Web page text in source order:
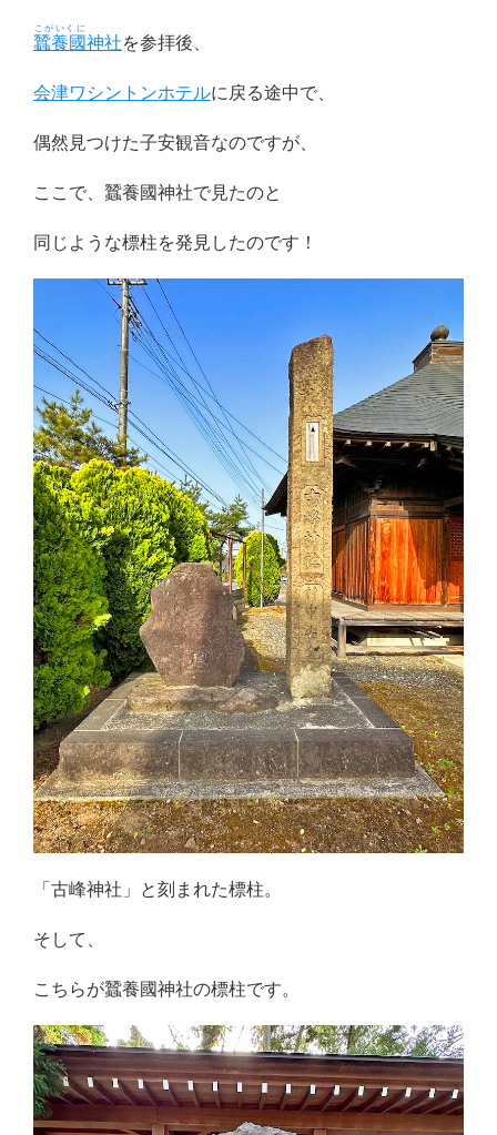
蠶養國
こがいくに
神社を参拝後、
会津ワシントンホテルに戻る途中で、
偶然見つけた子安観音なのですが、
ここで、蠶養國神社で見たのと
同じような標柱を発見したのです！
「古峰神社」と刻まれた標柱。
そして、
こちらが蠶養國神社の標柱です。